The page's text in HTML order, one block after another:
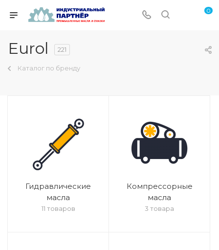
0
Eurol 221
Каталог по бренду
Гидравлические
масла
11 товаров
Компрессорные
масла
3 товара